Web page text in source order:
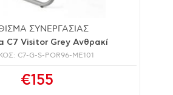
ΣΥΝΕΡΓΑΣΙΑΣ
C7 Visitor Grey Ανθρακί
C7-G-S-POR96-ME101
€155